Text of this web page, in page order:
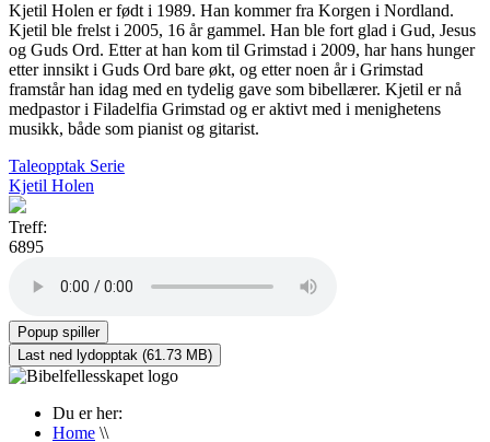
Kjetil Holen er født i 1989. Han kommer fra Korgen i Nordland.
Kjetil ble frelst i 2005, 16 år gammel. Han ble fort glad i Gud, Jesus
og Guds Ord. Etter at han kom til Grimstad i 2009, har hans hunger
etter innsikt i Guds Ord bare økt, og etter noen år i Grimstad
framstår han idag med en tydelig gave som bibellærer. Kjetil er nå
medpastor i Filadelfia Grimstad og er aktivt med i menighetens
musikk, både som pianist og gitarist.
Taleopptak Serie
Kjetil Holen
Treff:
6895
Du er her:
Home \\